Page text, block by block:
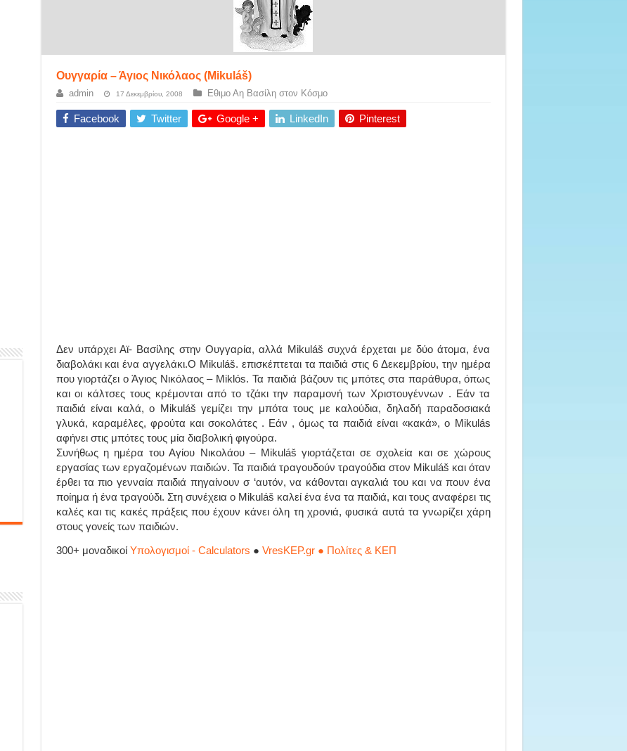
Ουγγαρία – Άγιος Νικόλαος (Mikuláš)
admin 17 Δεκεμβρίου, 2008 Εθιμο Αη Βασίλη στον Κόσμο
Facebook Twitter Google + LinkedIn Pinterest
Δεν υπάρχει Αϊ- Βασίλης στην Ουγγαρία, αλλά Mikuláš συχνά έρχεται με δύο άτομα, ένα
διαβολάκι και ένα αγγελάκι.Ο Mikuláš. επισκέπτεται τα παιδιά στις 6 Δεκεμβρίου, την ημέρα
που γιορτάζει ο Άγιος Νικόλαος – Miklós. Τα παιδιά βάζουν τις μπότες στα παράθυρα, όπως
και οι κάλτσες τους κρέμονται από το τζάκι την παραμονή των Χριστουγέννων . Εάν τα
παιδιά είναι καλά, ο Mikuláš γεμίζει την μπότα τους με καλούδια, δηλαδή παραδοσιακά
γλυκά, καραμέλες, φρούτα και σοκολάτες . Εάν , όμως τα παιδιά είναι «κακά», ο Mikulás
αφήνει στις μπότες τους μία διαβολική φιγούρα.
Συνήθως η ημέρα του Αγίου Νικολάου – Mikuláš γιορτάζεται σε σχολεία και σε χώρους
εργασίας των εργαζομένων παιδιών. Τα παιδιά τραγουδούν τραγούδια στον Mikuláš και όταν
έρθει τα πιο γενναία παιδιά πηγαίνουν σ ‘αυτόν, να κάθονται αγκαλιά του και να πουν ένα
ποίημα ή ένα τραγούδι. Στη συνέχεια ο Mikuláš καλεί ένα ένα τα παιδιά, και τους αναφέρει τις
καλές και τις κακές πράξεις που έχουν κάνει όλη τη χρονιά, φυσικά αυτά τα γνωρίζει χάρη
στους γονείς των παιδιών.
300+ μοναδικοί Υπολογισμοί - Calculators ● VresKEP.gr ● Πολίτες & ΚΕΠ